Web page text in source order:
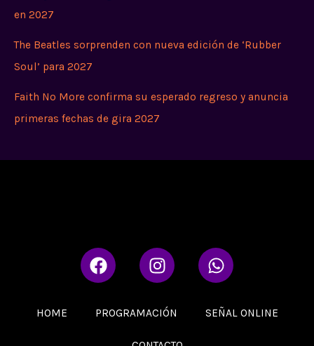
en 2027
The Beatles sorprenden con nueva edición de ‘Rubber
Soul’ para 2027
Faith No More confirma su esperado regreso y anuncia
primeras fechas de gira 2027
F
a
e
I
n
t
W
h
t
HOME PROGRAMACIÓN SEÑAL ONLINE